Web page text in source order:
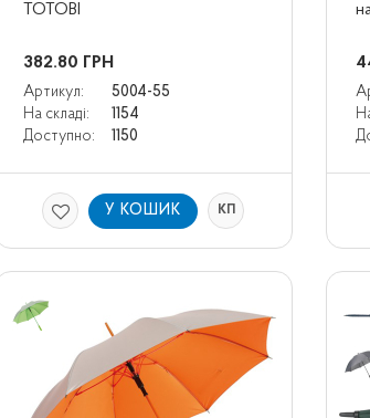
TOTOBI
382.80 ГРН
Артикул:
5004-55
На складі:
1154
Доступно:
1150
У КОШИК КП